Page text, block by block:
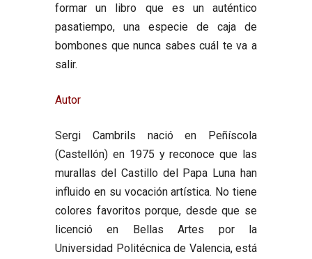
formar un libro que es un auténtico
pasatiempo, una especie de caja de
bombones que nunca sabes cuál te va a
salir.
Autor
Sergi Cambrils nació en Peñíscola
(Castellón) en 1975 y reconoce que las
murallas del Castillo del Papa Luna han
influido en su vocación artística. No tiene
colores favoritos porque, desde que se
licenció en Bellas Artes por la
Universidad Politécnica de Valencia, está